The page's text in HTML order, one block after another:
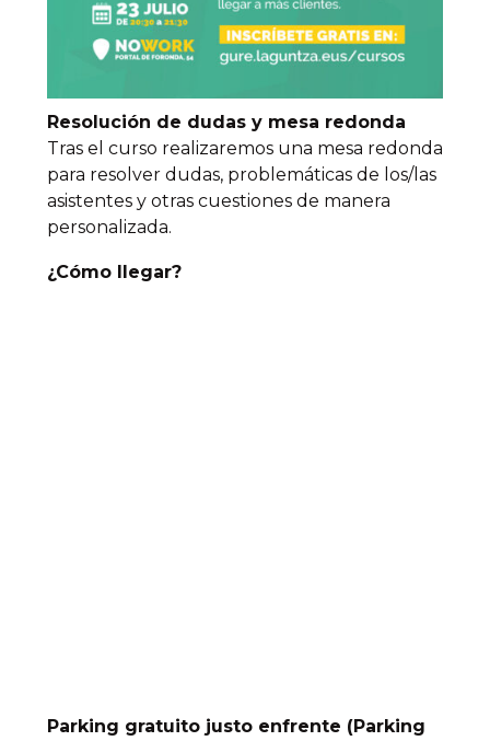
Resolución de dudas y mesa redonda
Tras el curso realizaremos una mesa redonda
para resolver dudas, problemáticas de los/las
asistentes y otras cuestiones de manera
personalizada.
¿Cómo llegar?
Parking gratuito justo enfrente (Parking